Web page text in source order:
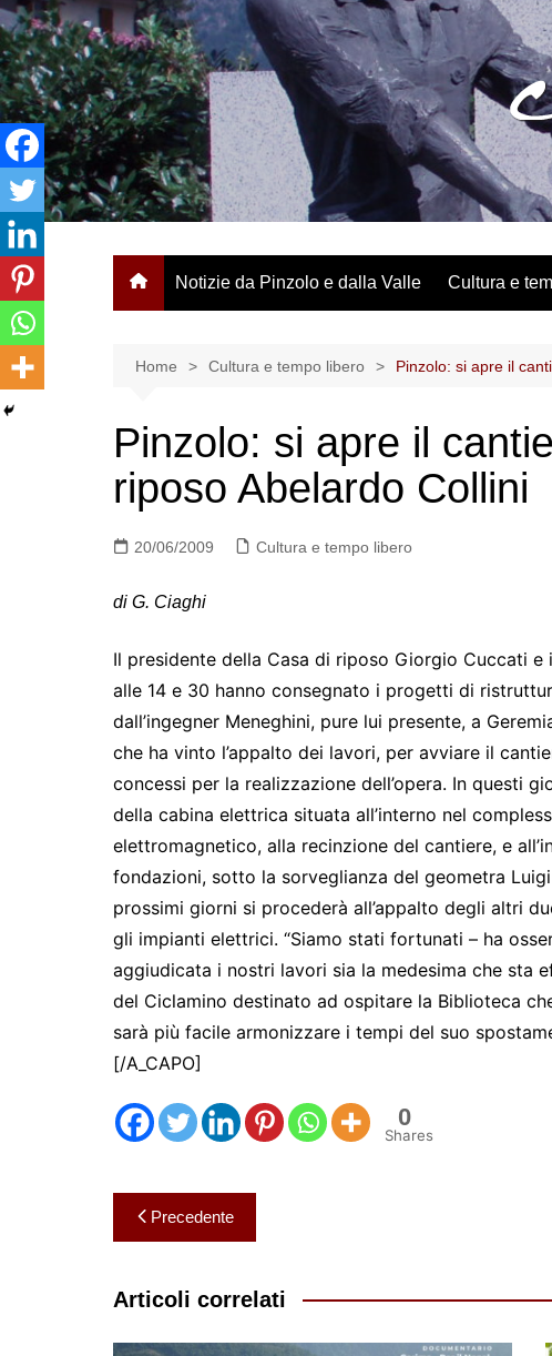
Salta
al
contenuto
Notizie da Pinzolo e dalla Valle Cultura e
Home Cultura e tempo libero Pinzolo: si apre il
Pinzolo: si apre il
riposo Abelardo Collini
20/06/2009 Cultura e tempo libero
di G. Ciaghi
Il presidente della Casa di riposo Giorgio Cuccati
alle 14 e 30 hanno consegnato i progetti di
dall’ingegner Meneghini, pure lui presente, a
che ha vinto l’appalto dei lavori, per avviare il
concessi per la realizzazione dell’opera. In questi
della cabina elettrica situata all’interno nel
elettromagnetico, alla recinzione del cantiere, e
fondazioni, sotto la sorveglianza del geometra
prossimi giorni si procederà all’appalto degli altri
gli impianti elettrici. “Siamo stati fortunati – ha
aggiudicata i nostri lavori sia la medesima che sta
del Ciclamino destinato ad ospitare la Biblioteca
sarà più facile armonizzare i tempi del suo
[/A_CAPO]
0
Shares
Navigazione
articoli
Precedente
Articoli correlati